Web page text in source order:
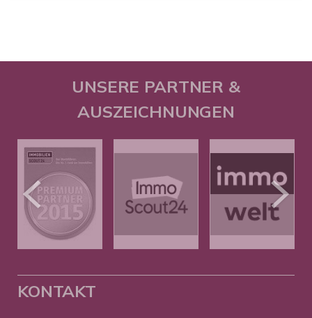
UNSERE PARTNER &
AUSZEICHNUNGEN
KONTAKT